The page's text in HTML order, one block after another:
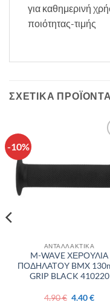
για καθημερινή
ποιότητας-τιμής
ΣΧΕΤΙΚΆ ΠΡΟΪΌΝΤΑ
-10%
ΑΝΤΑΛΛΑΚΤΙΚΑ
M-WAVE ΧΕΡΟΥΛΙΑ
ΠΟΔΗΛΑΤΟΥ BMX
GRIP BLACK 410220
4.90€ Original
4.40€Η